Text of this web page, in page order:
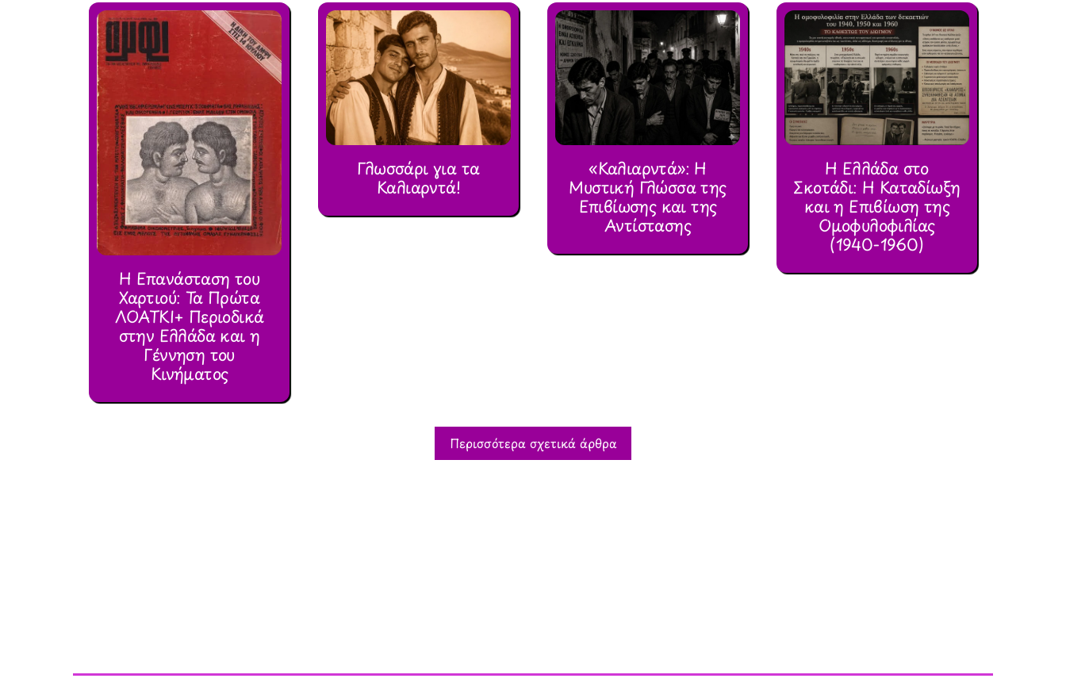
Η Επανάσταση του
Χαρτιού: Τα Πρώτα
ΛΟΑΤΚΙ+ Περιοδικά
στην Ελλάδα και η
Γέννηση του
Κινήματος
Γλωσσάρι για τα
Καλιαρντά!
«Καλιαρντά»: Η
Μυστική Γλώσσα της
Επιβίωσης και της
Αντίστασης
Η Ελλάδα στο
Σκοτάδι: Η Καταδίωξη
και η Επιβίωση της
Ομοφυλοφιλίας
(1940-1960)
Περισσότερα σχετικά άρθρα